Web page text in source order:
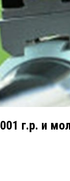
г.р. и